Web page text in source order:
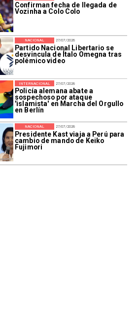
Confirman fecha de llegada de
Vozinha a Colo Colo
27/07/2026
Partido Nacional Libertario se
desvincula de Ítalo Omegna tras
polémico video
NACIONAL
27/07/2026
Policía alemana abate a
sospechoso por ataque
'islamista' en Marcha del Orgullo
en Berlín
INTERNACIONAL
27/07/2026
Presidente Kast viaja a Perú para
cambio de mando de Keiko
Fujimori
NACIONAL